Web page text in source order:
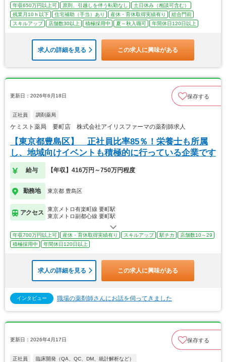
年収650万円以上可 原則、引越しを伴う転勤なし
土日休み（相談可含む）
残業月10ｈ以下
住宅補助（手当）あり 産休・育休取得実績有り
総合門前
スキルアップ
店舗数30以上 積極採用中 夏～秋入職可 年間休日120日以上
求人の詳細を見る この求人に興味がある
更新日：2026年6月18日 保存する
正社員 調剤薬局
ケミスト薬局 要町店 株式会社アイリスファーマの薬剤師求人
【東京都豊島区】 正社員比率85％！栄養士も所属
し、地域向けイベントも積極的に行っている企業です
給与 【年収】416万円～750万円程度
勤務地 東京都 豊島区
アクセス
東京メトロ有楽町線 要町駅
東京メトロ副都心線 要町駅
年収700万円以上可 産休・育休取得実績有り スキルアップ 駅チカ
店舗数10～29
積極採用中
年間休日120日以上
求人の詳細を見る この求人に興味がある
インタビュー 職場の薬剤師さんにお話を伺ってきました
更新日：2026年4月17日 保存する
正社員 臨床開発（QA、QC、DM、統計解析など）